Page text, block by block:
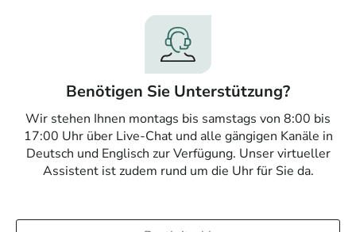
Benötigen Sie Unterstützung?
Wir stehen Ihnen montags bis samstags von 8:00 bis
17:00 Uhr über Live-Chat und alle gängigen Kanäle in
Deutsch und Englisch zur Verfügung. Unser virtueller
Assistent ist zudem rund um die Uhr für Sie da.